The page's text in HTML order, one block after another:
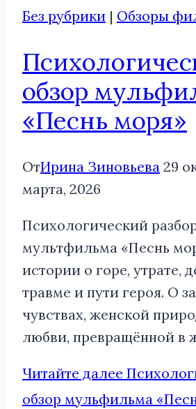
Без рубрики | Обзоры
обзор
«Песнь моря»
ОтИрина Зиновьева 29
марта, 2026
Психологический
мультфильма «Песнь
истории о горе, утрате,
травме и пути героя. О
чувствах, женской
любви, превращённой в
Читайте далее
обзор мульфильма